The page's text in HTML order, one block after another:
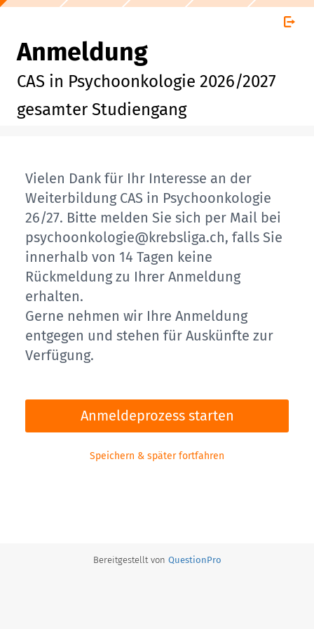
Anmeldung
CAS in Psychoonkologie 2026/2027
gesamter Studiengang
Vielen Dank für Ihr Interesse an der
Weiterbildung CAS in Psychoonkologie
26/27. Bitte melden Sie sich per Mail bei
psychoonkologie@krebsliga.ch, falls Sie
innerhalb von 14 Tagen keine
Rückmeldung zu Ihrer Anmeldung
erhalten.
Gerne nehmen wir Ihre Anmeldung
entgegen und stehen für Auskünfte zur
Verfügung.
Anmeldeprozess starten
Speichern & später fortfahren
Bereitgestellt von QuestionPro